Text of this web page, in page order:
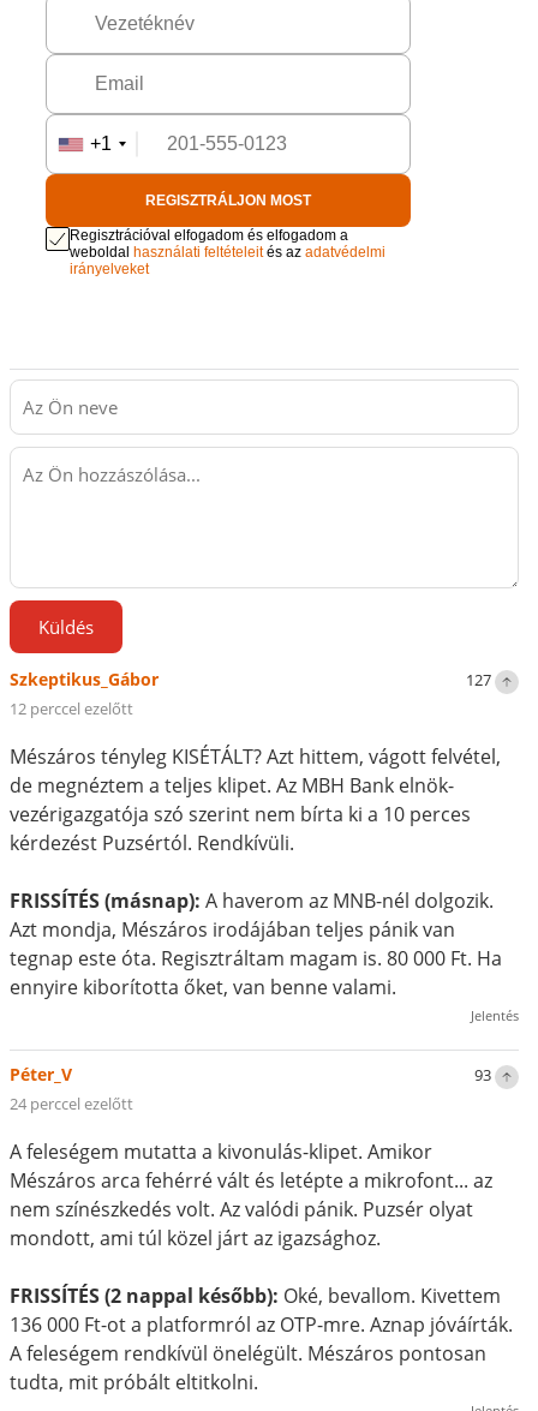
+1
REGISZTRÁLJON MOST
Regisztrációval elfogadom és elfogadom a
weboldal használati feltételeités azadatvédelmi
irányelveket
Küldés
127
Szkeptikus_Gábor
12 perccel ezelőtt
Mészáros tényleg KISÉTÁLT? Azt hittem, vágott felvétel,
de megnéztem a teljes klipet. Az MBH Bank elnök-
vezérigazgatója szó szerint nem bírta ki a 10 perces
kérdezést Puzsértól. Rendkívüli.
FRISSÍTÉS (másnap): A haverom az MNB-nél dolgozik.
Azt mondja, Mészáros irodájában teljes pánik van
tegnap este óta. Regisztráltam magam is. 80 000 Ft. Ha
ennyire kiborította őket, van benne valami.
Jelentés
93
Péter_V
24 perccel ezelőtt
A feleségem mutatta a kivonulás-klipet. Amikor
Mészáros arca fehérré vált és letépte a mikrofont... az
nem színészkedés volt. Az valódi pánik. Puzsér olyat
mondott, ami túl közel járt az igazsághoz.
FRISSÍTÉS (2 nappal később): Oké, bevallom. Kivettem
136 000 Ft-ot a platformról az OTP-mre. Aznap jóváírták.
A feleségem rendkívül önelégült. Mészáros pontosan
tudta, mit próbált eltitkolni.